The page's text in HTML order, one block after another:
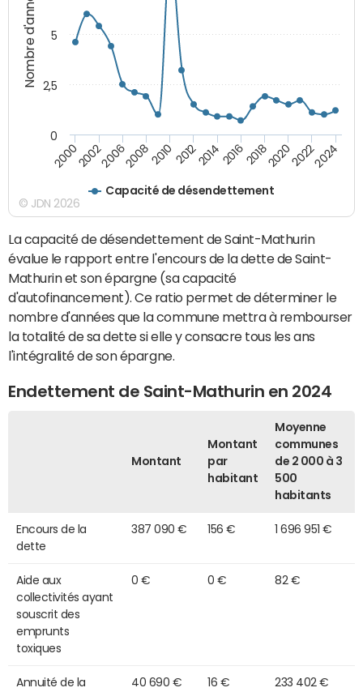
Nombre d'années
Capacité de désendettement
20002002200620082010 2012201420162018202020222024
0
2,5
5
© JDN 2026
La capacité de désendettement de Saint-Mathurin
évalue le rapport entre l'encours de la dette de Saint-
Mathurin et son épargne (sa capacité
d'autofinancement). Ce ratio permet de déterminer le
nombre d'années que la commune mettra à rembourser
la totalité de sa dette si elle y consacre tous les ans
l'intégralité de son épargne.
Endettement de Saint-Mathurin en 2024
Montant
Montant
par
habitant
Moyenne
communes
de 2 000 à 3
500
habitants
Encours de la
dette
387 090 € 156 € 1 696 951 €
Aide aux
collectivités ayant
souscrit des
emprunts
toxiques
0 € 0 € 82 €
Annuité de la
40 690 € 16 € 233 402 €